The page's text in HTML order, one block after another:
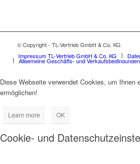
© Copyright - TL-Vertrieb GmbH & Co. KG
Impressum TL-Vertrieb GmbH & Co. KG
Allgemeine Geschäfts- und Verkaufsbedingungen
Diese Webseite verwendet Cookies, um Ihnen
ermöglichen!
Learn more OK
Cookie- und